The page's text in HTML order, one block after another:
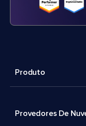
Produto
Provedores De